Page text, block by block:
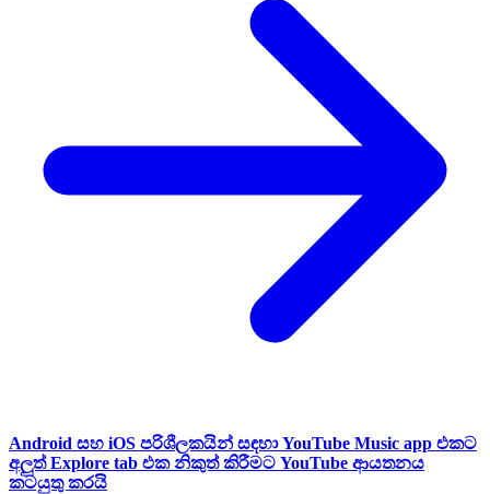
Android සහ iOS පරිශීලකයින් සඳහා YouTube Music app එකට
අලුත් Explore tab එක නිකුත් කිරීමට YouTube ආයතනය
කටයුතු කරයි